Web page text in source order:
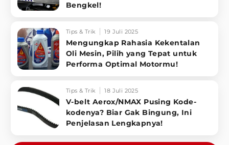
Bengkel!
Tips & Trik 19 Juli 2025
Mengungkap Rahasia Kekentalan
Oli Mesin, Pilih yang Tepat untuk
Performa Optimal Motormu!
Tips & Trik 18 Juli 2025
V-belt Aerox/NMAX Pusing Kode-
kodenya? Biar Gak Bingung, Ini
Penjelasan Lengkapnya!